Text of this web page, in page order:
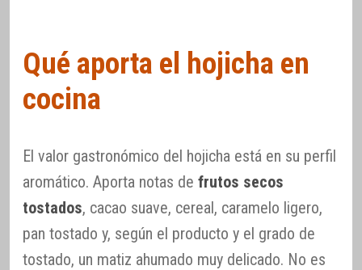
Qué aporta el hojicha en
cocina
El valor gastronómico del hojicha está en su perfil
aromático. Aporta notas de frutos secos
tostados, cacao suave, cereal, caramelo ligero,
pan tostado y, según el producto y el grado de
tostado, un matiz ahumado muy delicado. No es